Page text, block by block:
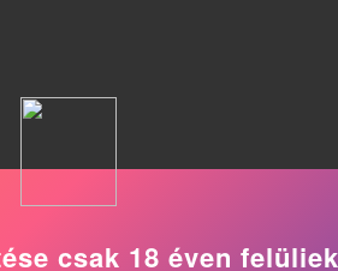
csak 18 éven